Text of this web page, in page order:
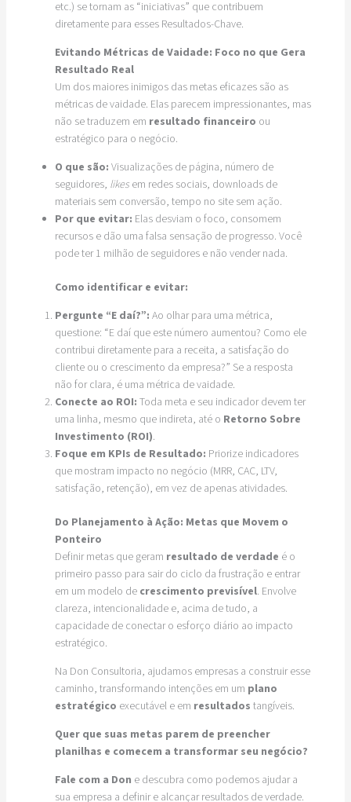
etc.) se tornam as “iniciativas” que contribuem
diretamente para esses Resultados-Chave.
Evitando Métricas de Vaidade: Foco no que Gera
Resultado Real
Um dos maiores inimigos das metas eficazes são as
métricas de vaidade. Elas parecem impressionantes, mas
não se traduzem em resultado financeiro ou
estratégico para o negócio.
O que são: Visualizações de página, número de
seguidores, likesem redes sociais, downloads de
materiais sem conversão, tempo no site sem ação.
Por que evitar: Elas desviam o foco, consomem
recursos e dão uma falsa sensação de progresso. Você
pode ter 1 milhão de seguidores e não vender nada.
Como identificar e evitar:
Pergunte “E daí?”: Ao olhar para uma métrica,
questione: “E daí que este número aumentou? Como ele
contribui diretamente para a receita, a satisfação do
cliente ou o crescimento da empresa?” Se a resposta
não for clara, é uma métrica de vaidade.
Conecte ao ROI: Toda meta e seu indicador devem ter
uma linha, mesmo que indireta, até o Retorno Sobre
Investimento (ROI).
Foque em KPIs de Resultado: Priorize indicadores
que mostram impacto no negócio (MRR, CAC, LTV,
satisfação, retenção), em vez de apenas atividades.
Do Planejamento à Ação: Metas que Movem o
Ponteiro
Definir metas que geram resultado de verdade é o
primeiro passo para sair do ciclo da frustração e entrar
em um modelo de crescimento previsível. Envolve
clareza, intencionalidade e, acima de tudo, a
capacidade de conectar o esforço diário ao impacto
estratégico.
Na Don Consultoria, ajudamos empresas a construir esse
caminho, transformando intenções em um plano
estratégico executável e em resultados tangíveis.
Quer que suas metas parem de preencher
planilhas e comecem a transformar seu negócio?
Fale com a Don e descubra como podemos ajudar a
sua empresa a definir e alcançar resultados de verdade.